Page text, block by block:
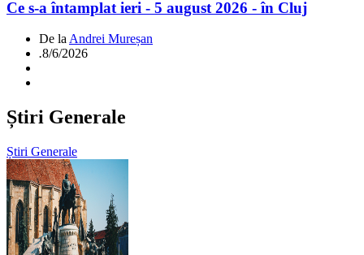
Ce s-a întamplat ieri - 5 august 2026 - în Cluj
De la Andrei Mureșan
.8/6/2026
Știri Generale
Știri Generale